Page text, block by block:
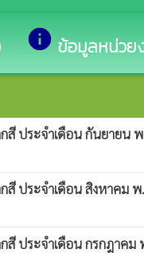
info ข้อมูลหน่วย
ยินดีต้อนรับสู่เว็บไซต์ข
สี ประจำเดือน กันยายน
สี ประจำเดือน สิงหาคม
สี ประจำเดือน กรกฎาคม